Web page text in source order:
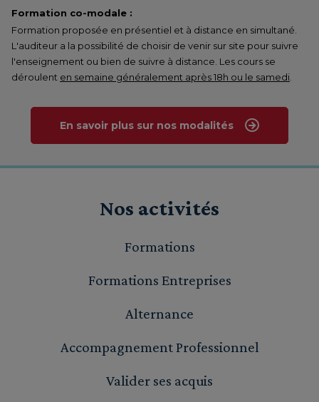
Formation co-modale :
Formation proposée en présentiel et à distance en simultané.
L'auditeur a la possibilité de choisir de venir sur site pour suivre
l'enseignement ou bien de suivre à distance. Les cours se
déroulent en semaine généralement après 18h ou le samedi
En savoir plus sur nos modalités
Nos activités
Formations
Formations Entreprises
Alternance
Accompagnement Professionnel
Valider ses acquis